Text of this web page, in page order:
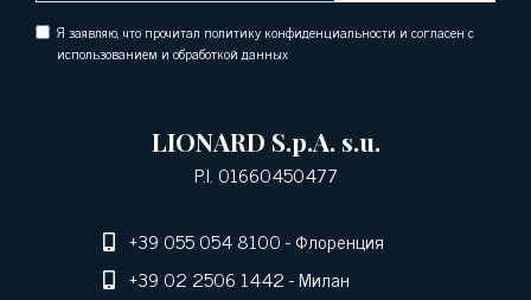
Я заявляю, что прочитал политику конфиденциальности и согласен с
использованием и обработкой данных
LIONARD S.p.A. s.u.
P.I. 01660450477
+39 055 054 8100- Флоренция
+39 02 2506 1442- Милан